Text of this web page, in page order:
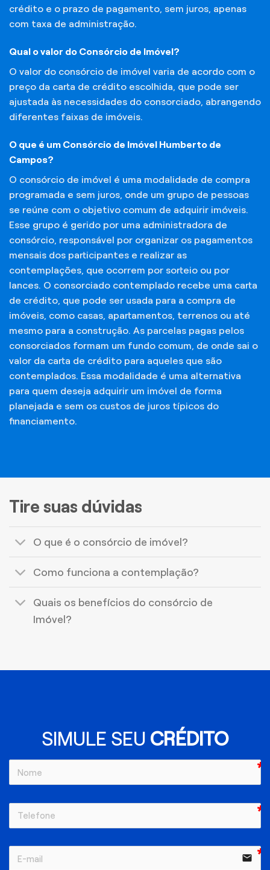
crédito e o prazo de pagamento, sem juros, apenas
com taxa de administração.
Qual o valor do Consórcio de Imóvel?
O valor do consórcio de imóvel varia de acordo com o
preço da carta de crédito escolhida, que pode ser
ajustada às necessidades do consorciado, abrangendo
diferentes faixas de imóveis.
O que é um Consórcio de Imóvel Humberto de
Campos?
O consórcio de imóvel é uma modalidade de compra
programada e sem juros, onde um grupo de pessoas
se reúne com o objetivo comum de adquirir imóveis.
Esse grupo é gerido por uma administradora de
consórcio, responsável por organizar os pagamentos
mensais dos participantes e realizar as
contemplações, que ocorrem por sorteio ou por
lances. O consorciado contemplado recebe uma carta
de crédito, que pode ser usada para a compra de
imóveis, como casas, apartamentos, terrenos ou até
mesmo para a construção. As parcelas pagas pelos
consorciados formam um fundo comum, de onde sai o
valor da carta de crédito para aqueles que são
contemplados. Essa modalidade é uma alternativa
para quem deseja adquirir um imóvel de forma
planejada e sem os custos de juros típicos do
financiamento.
Tire suas dúvidas
O que é o consórcio de imóvel?
Como funciona a contemplação?
Quais os benefícios do consórcio de
Imóvel?
SIMULE SEU CRÉDITO
email